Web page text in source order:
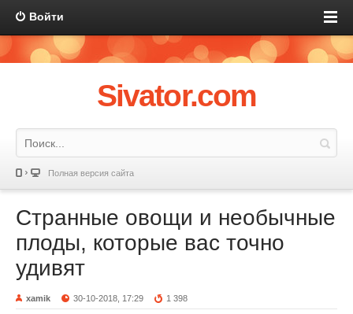
Войти
Sivator.com
Полная версия сайта
Странные овощи и необычные
плоды, которые вас точно
удивят
xamik 30-10-2018, 17:29 1 398